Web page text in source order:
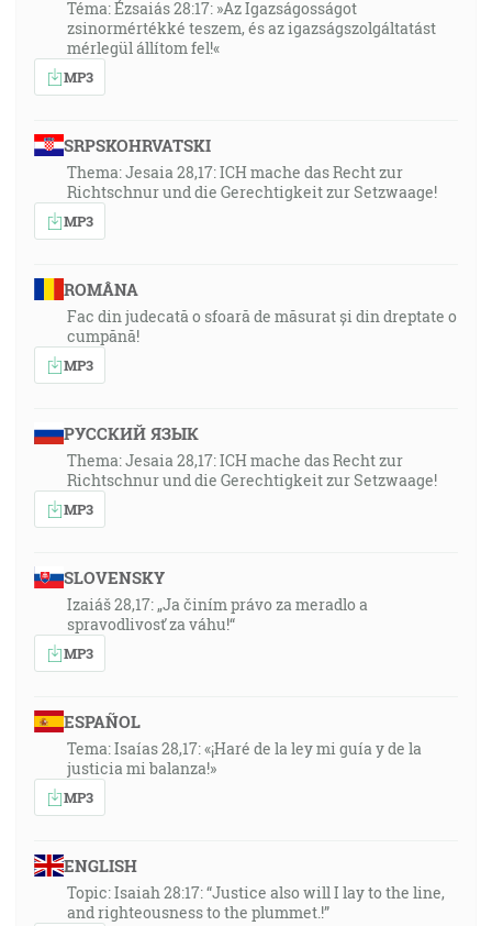
Téma: Ézsaiás 28:17: »Az Igazságosságot
zsinormértékké teszem, és az igazságszolgáltatást
mérlegül állítom fel!«
MP3
SRPSKOHRVATSKI
Thema: Jesaia 28,17: ICH mache das Recht zur
Richtschnur und die Gerechtigkeit zur Setzwaage!
MP3
ROMÂNA
Fac din judecată o sfoară de măsurat și din dreptate o
cumpănă!
MP3
РУССКИЙ ЯЗЫК
Thema: Jesaia 28,17: ICH mache das Recht zur
Richtschnur und die Gerechtigkeit zur Setzwaage!
MP3
SLOVENSKY
Izaiáš 28,17: „Ja činím právo za meradlo a
spravodlivosť za váhu!“
MP3
ESPAÑOL
Tema: Isaías 28,17: «¡Haré de la ley mi guía y de la
justicia mi balanza!»
MP3
ENGLISH
Topic: Isaiah 28:17: “Justice also will I lay to the line,
and righteousness to the plummet.!”